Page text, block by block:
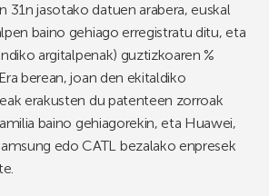
31n jasotako datuen arabera, euskal
baino gehiago erregistratu ditu, eta
argitalpenak) guztizkoaren %
berean, joan den ekitaldiko
erakusten du patenteen zorroak
baino gehiagorekin, eta Huawei,
edo CATL bezalako enpresek